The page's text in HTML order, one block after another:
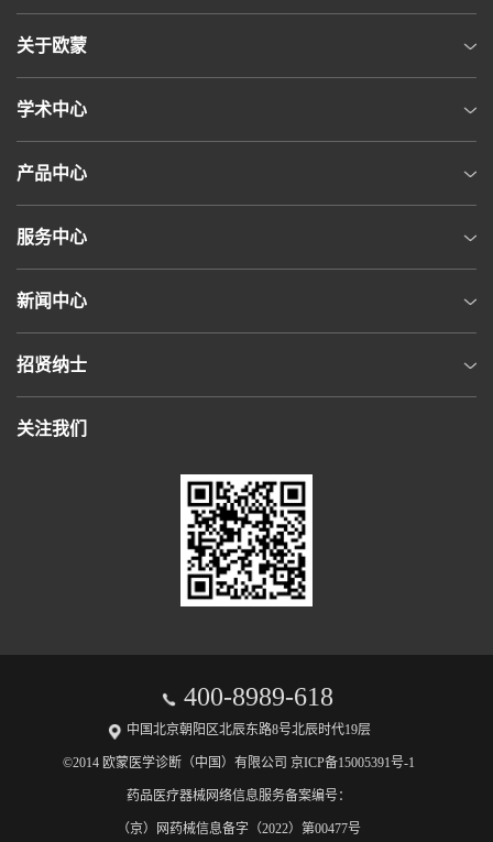
关于欧蒙
学术中心
产品中心
服务中心
新闻中心
招贤纳士
关注我们
400-8989-618
中国北京朝阳区北辰东路8号北辰时代19层
©2014 欧蒙医学诊断（中国）有限公司 京ICP备15005391号-1
药品医疗器械网络信息服务备案编号：
（京）网药械信息备字（2022）第00477号